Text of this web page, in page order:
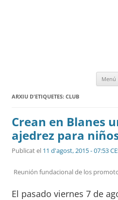
Menú
ARXIU D'ETIQUETES: CLUB
Crean en Blanes
ajedrez para
Publicat el 11 d'agost, 2015 - 07:53
Reunión fundacional de los
El pasado viernes 7 de